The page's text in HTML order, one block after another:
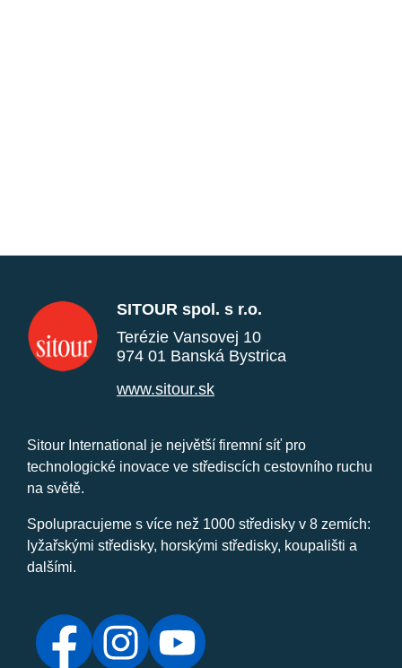
SITOUR spol. s r.o.
Terézie Vansovej 10
974 01 Banská Bystrica
www.sitour.sk
Sitour International je největší firemní síť pro
technologické inovace ve střediscích cestovního ruchu
na světě.
Spolupracujeme s více než 1000 středisky v 8 zemích:
lyžařskými středisky, horskými středisky, koupališti a
dalšími.